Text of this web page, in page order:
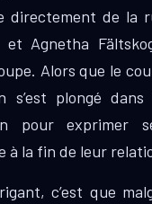
directement de la
et Agnetha
Alors que le
s’est plongé dans
pour exprimer
à la fin de leur
c’est que